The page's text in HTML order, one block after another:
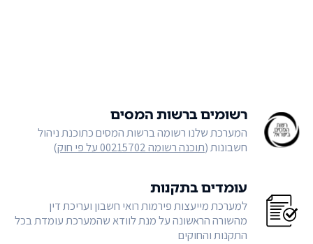
רשומים ברשות המסים
המערכת שלנו רשומה ברשות המסים כתוכנת ניהול
חשבונות (תוכנה רשומה 00215702 על פי חוק )
עומדים בתקנות
למערכת מייעצות פירמות רואי חשבון ועריכת דין
מהשורה הראשונה על מנת לוודא שהמערכת עומדת בכל
התקנות והחוקים